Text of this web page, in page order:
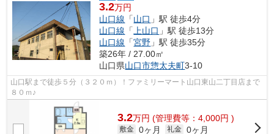
3.2万円
山口線 「山口 」駅 徒歩4分
山口線 「 上山口 」駅 徒歩13分
山口線 「宮野 」駅 徒歩35分
築26年 / 27.00㎡
山口県山口市惣太夫町3-10
山口駅まで徒歩５分（３２０ｍ）！ファミリーマート山口東山二丁目店まで
８０ｍ♪
3.2万円 (管理費等：4,000円 )
敷金 0ヶ月 礼金 0ヶ月